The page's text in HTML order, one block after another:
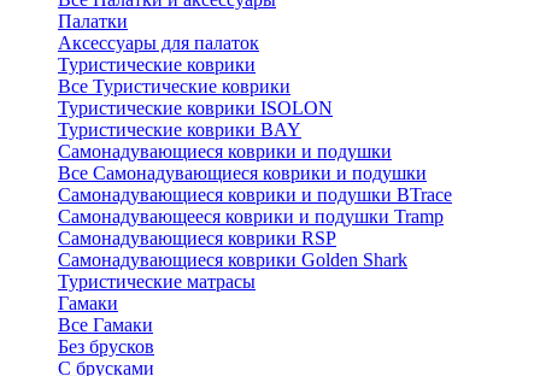
Палатки
Аксессуары для палаток
Туристические коврики
Все Туристические коврики
Туристические коврики ISOLON
Туристические коврики BAY
Самонадувающиеся коврики и подушки
Все Самонадувающиеся коврики и подушки
Самонадувающиеся коврики и подушки BTrace
Самонадувающееся коврики и подушки Tramp
Самонадувающиеся коврики RSP
Самонадувающиеся коврики Golden Shark
Туристические матрасы
Гамаки
Все Гамаки
Без брусков
С брусками